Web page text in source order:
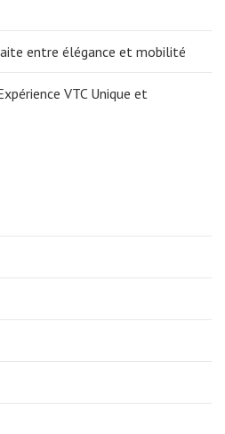
entre élégance et mobilité
VTC Unique et